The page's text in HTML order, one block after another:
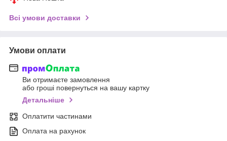
Всі умови доставки
Умови оплати
Ви отримаєте замовлення
або гроші повернуться на вашу картку
Детальніше
Оплатити частинами
Оплата на рахунок